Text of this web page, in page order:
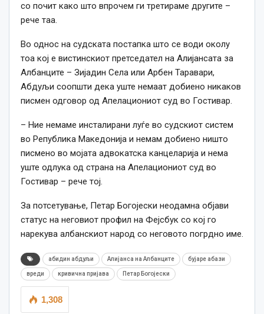
со почит како што впрочем ги третираме другите –
рече таа.
Во однос на судската постапка што се води околу
тоа кој е вистинскиот претседател на Алијансата за
Албанците – Зијадин Села или Арбен Таравари,
Абдуљи соопшти дека уште немаат добиено никаков
писмен одговор од Апелациониот суд во Гостивар.
– Ние немаме инсталирани луѓе во судскиот систем
во Република Македонија и немам добиено ништо
писмено во мојата адвокатска канцеларија и нема
уште одлука од страна на Апелациониот суд во
Гостивар – рече тој.
За потсетување, Петар Богојески неодамна објави
статус на неговиот профил на Фејсбук со кој го
нарекува албанскиот народ со неговото погрдно име.
абидин абдуљи Алијанса на Албанците бујаре абази
вреди кривична пријава Петар Богојески
1,308